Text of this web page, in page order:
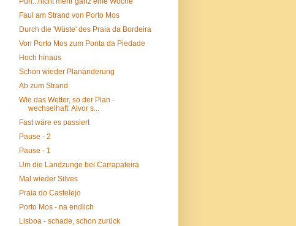
Faul am Strand von Porto Mos
Durch die 'Wüste' des Praia da Bordeira
Von Porto Mos zum Ponta da Piedade
Hoch hinaus
Schon wieder Planänderung
Ab zum Strand
Wie das Wetter, so der Plan -
wechselhaft: Alvor s...
Fast wäre es passiert
Pause - 2
Pause - 1
Um die Landzunge bei Carrapateira
Mal wieder Silves
Praia do Castelejo
Porto Mos - na endlich
Lisboa - schade, schon zurück